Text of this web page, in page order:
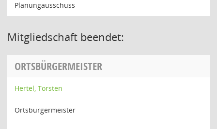
Planungausschuss
Mitgliedschaft beendet:
ORTSBÜRGERMEISTER
Hertel, Torsten
Ortsbürgermeister